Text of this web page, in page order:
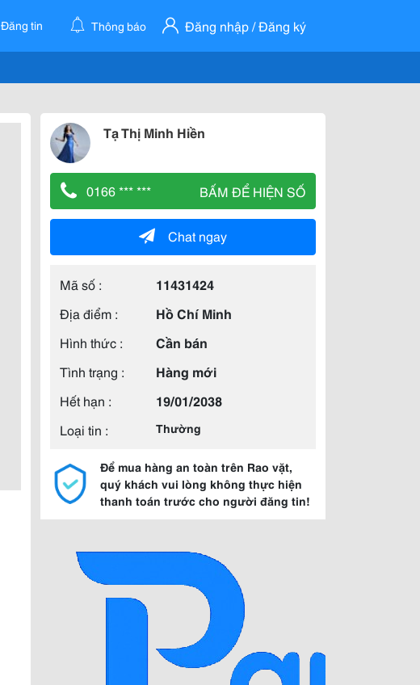
Đăng tin Thông báo Đăng nhập / Đăng ký
Tạ Thị Minh Hiền
0166 *** *** BẤM ĐỂ HIỆN SỐ
Chat ngay
Mã số :
11431424
Địa điểm :
Hồ Chí Minh
Hình thức :
Cần bán
Tình trạng :
Hàng mới
Hết hạn :
19/01/2038
Loại tin :
Thường
Để mua hàng an toàn trên Rao vặt,
quý khách vui lòng không thực hiện
thanh toán trước cho người đăng tin!